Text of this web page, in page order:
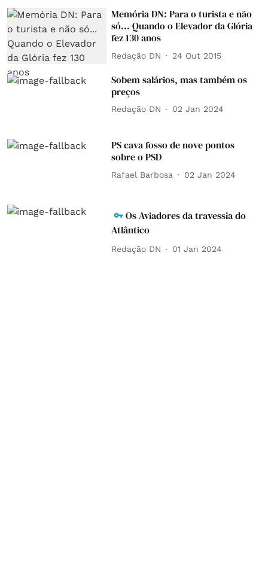
Memória DN: Para o turista e não
só... Quando o Elevador da Glória
fez 130 anos
Redação DN 24 Out 2015
Sobem salários, mas também os
preços
Redação DN 02 Jan 2024
PS cava fosso de nove pontos
sobre o PSD
Rafael Barbosa 02 Jan 2024
Os Aviadores da travessia do
Atlântico
Redação DN 01 Jan 2024